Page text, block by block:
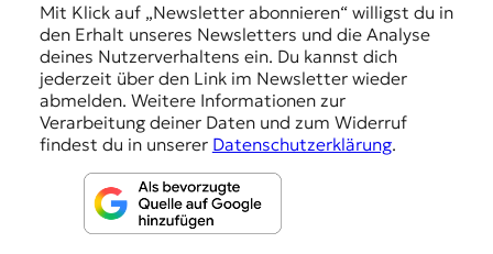
Mit Klick auf „Newsletter abonnieren“ willigst du in
den Erhalt unseres Newsletters und die Analyse
deines Nutzerverhaltens ein. Du kannst dich
jederzeit über den Link im Newsletter wieder
abmelden. Weitere Informationen zur
Verarbeitung deiner Daten und zum Widerruf
findest du in unserer Datenschutzerklärung.